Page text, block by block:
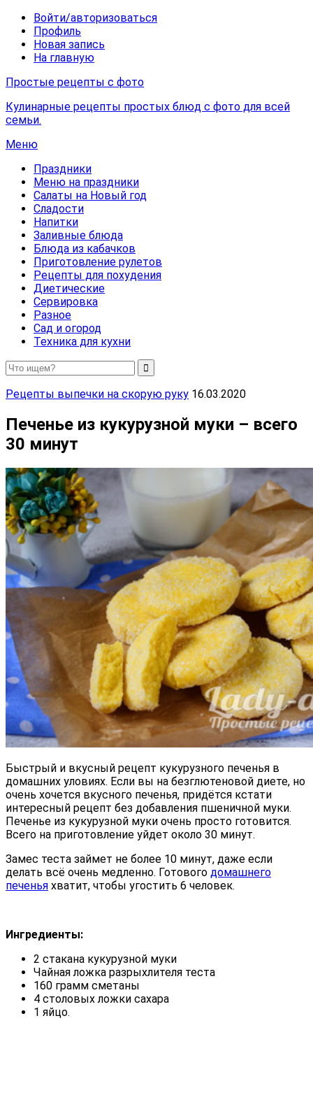
Войти/авторизоваться
Профиль
Новая запись
На главную
Простые рецепты с фото
Кулинарные рецепты простых блюд с фото для всей
семьи.
Меню
Праздники
Меню на праздники
Салаты на Новый год
Сладости
Напитки
Заливные блюда
Блюда из кабачков
Приготовление рулетов
Рецепты для похудения
Диетические
Сервировка
Разное
Сад и огород
Техника для кухни
Рецепты выпечки на скорую руку 16.03.2020
Печенье из кукурузной муки – всего
30 минут
Быстрый и вкусный рецепт кукурузного печенья в
домашних уловиях. Если вы на безглютеновой диете, но
очень хочется вкусного печенья, придётся кстати
интересный рецепт без добавления пшеничной муки.
Печенье из кукурузной муки очень просто готовится.
Всего на приготовление уйдет около 30 минут.
Замес теста займет не более 10 минут, даже если
делать всё очень медленно. Готового домашнего
печенья хватит, чтобы угостить 6 человек.
Ингредиенты:
2 стакана кукурузной муки
Чайная ложка разрыхлителя теста
160 грамм сметаны
4 столовых ложки сахара
1 яйцо.